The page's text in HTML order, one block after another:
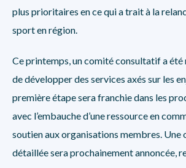
plus prioritaires en ce qui a trait à la
sport en région.
Ce printemps, un comité consultatif a été
de développer des services axés sur les
première étape sera franchie dans les
avec l’embauche d’une ressource en
soutien aux organisations membres. Une
détaillée sera prochainement annoncée,